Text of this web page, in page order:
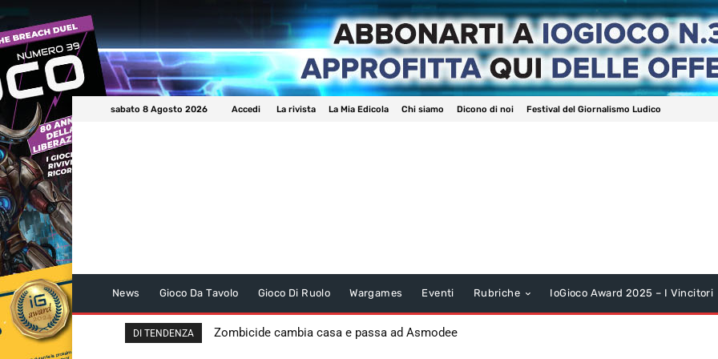
sabato 8 Agosto 2026 Accedi La rivista La Mia Edicola Chi siamo Dicono di noi Festival del Giornalismo Ludico
News Gioco Da Tavolo Gioco Di Ruolo Wargames Eventi Rubriche IoGioco Award 2025 – I Vincitori
DI TENDENZA Zombicide cambia casa e passa ad Asmodee